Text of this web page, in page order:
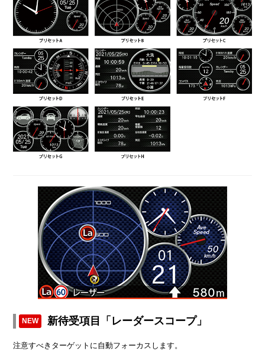
NEW 新待受項目「レーダースコープ」
注意すべきターゲットに自動フォーカスします。